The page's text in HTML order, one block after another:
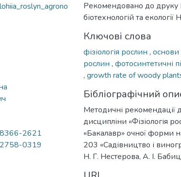
2621
0319
Рекомендовано до друку
біотехнологій та
Ключові слова
фізіологія рослин , основи
рослин , фотосинтетичні
, growth rate of woody
Бібліографічний
Методичні рекомендації
дисципліни «Фізіологія
«Бакалавр» очної форми
203 «Садівництво і
Н. Г. Нестерова, А. І.